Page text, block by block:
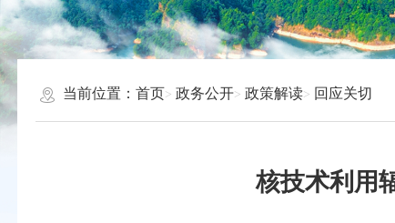
当前位置：首页 政务公开 政策解读 回应关切
核技术利用